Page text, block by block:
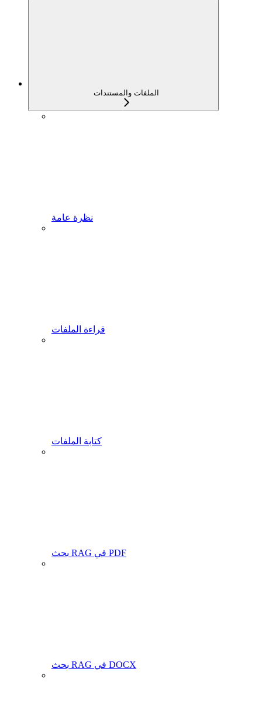
الملفات والمستندات
نظرة عامة
قراءة الملفات
كتابة الملفات
بحث RAG في PDF
بحث RAG في DOCX